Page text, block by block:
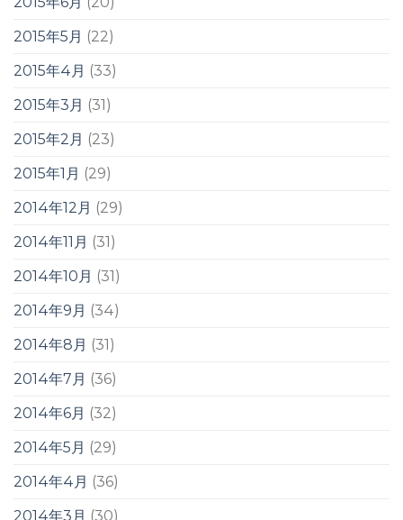
2015年5月 (22)
2015年4月 (33)
2015年3月 (31)
2015年2月 (23)
2015年1月 (29)
2014年12月 (29)
2014年11月 (31)
2014年10月 (31)
2014年9月 (34)
2014年8月 (31)
2014年7月 (36)
2014年6月 (32)
2014年5月 (29)
2014年4月 (36)
2014年3月 (30)